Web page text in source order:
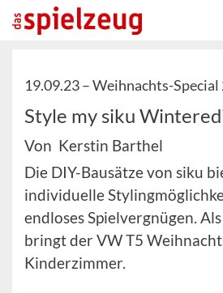
19.09.23 –Weihnachts-Special
Style my siku
Von Kerstin Barthel
Die DIY-Bausätze von siku
individuelle
endloses Spielvergnügen.
bringt der VW T5
Kinderzimmer.